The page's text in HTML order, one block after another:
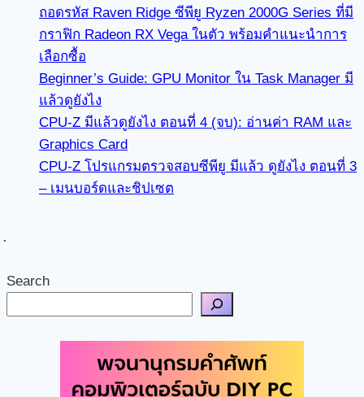
ถอดรหัส Raven Ridge ซีพียู Ryzen 2000G Series ที่มี
กราฟิก Radeon RX Vega ในตัว พร้อมคำแนะนำการ
เลือกซื้อ
Beginner’s Guide: GPU Monitor ใน Task Manager มี
แล้วดูยังไง
CPU-Z มีแล้วดูยังไง ตอนที่ 4 (จบ): อ่านค่า RAM และ
Graphics Card
CPU-Z โปรแกรมตรวจสอบซีพียู มีแล้ว ดูยังไง ตอนที่ 3
– เมนบอร์ดและชิปเซต
Search